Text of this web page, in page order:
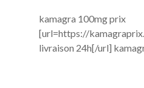
kamagra 100mg prix
[url=https://
livraison 24h[/url]